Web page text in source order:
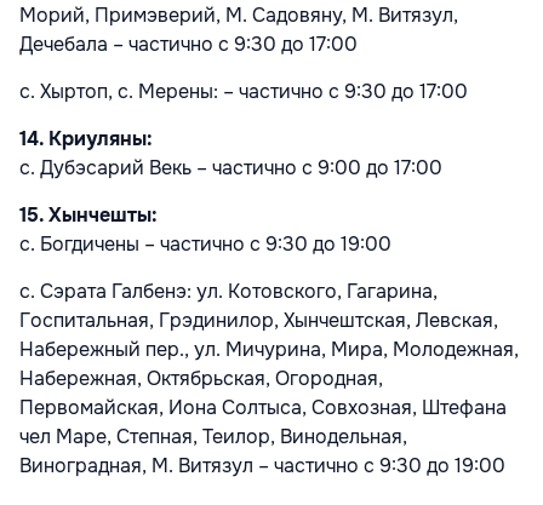
Морий, Примэверий, М. Садовяну, М. Витязул,
Дечебала – частично с 9:30 до 17:00
с. Хыртоп, с. Мерены: – частично с 9:30 до 17:00
14. Криуляны:
с. Дубэсарий Векь – частично с 9:00 до 17:00
15. Хынчешты:
с. Богдичены – частично с 9:30 до 19:00
с. Сэрата Галбенэ: ул. Котовского, Гагарина,
Госпитальная, Грэдинилор, Хынчештская, Левская,
Набережный пер., ул. Мичурина, Мира, Молодежная,
Набережная, Октябрьская, Огородная,
Первомайская, Иона Солтыса, Совхозная, Штефана
чел Маре, Степная, Теилор, Винодельная,
Виноградная, М. Витязул – частично с 9:30 до 19:00